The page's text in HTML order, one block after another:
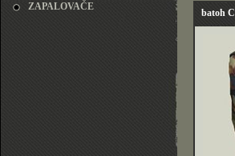
ZAPALOVAČE
batoh